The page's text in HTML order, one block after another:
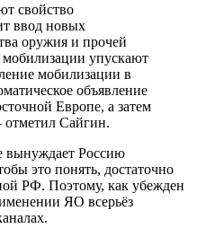
свойство
ввод новых
оружия и прочей
упускают
мобилизации в
объявление
Европе, а затем
Сайгин.
вынуждает Россию
это понять, достаточно
РФ. Поэтому, как убежден
ЯО всерьёз